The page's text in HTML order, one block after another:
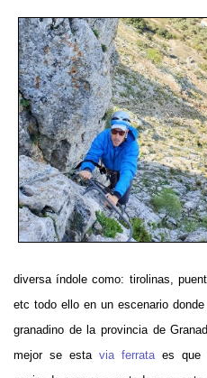
diversa índole como: tirolinas,
etc todo ello en un escenario
granadino de la provincia de
mejor se esta via ferrata es que